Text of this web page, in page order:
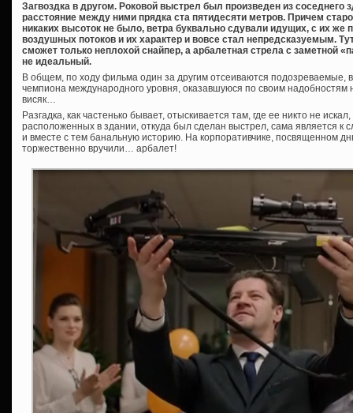
Загвоздка в другом. Роковой выстрел был произведен из соседнего
расстояние между ними прядка ста пятидесяти метров. Причем
никаких высоток не было, ветра буквально сдували идущих, с их же
воздушных потоков и их характер и вовсе стал непредсказуемым.
сможет только неплохой снайпер, а арбалетная стрела с заметной
не идеальный.
В общем, по ходу фильма один за другим отсеиваются подозреваемые,
чемпиона международного уровня, оказавшуюся по своим надобностям
висяк…
Разгадка, как частенько бывает, отыскивается там, где ее никто не
расположенных в здании, откуда был сделан выстрел, сама является к
и вместе с тем банальную историю. На корпоративчике, посвященном
торжественно вручили… арбалет!